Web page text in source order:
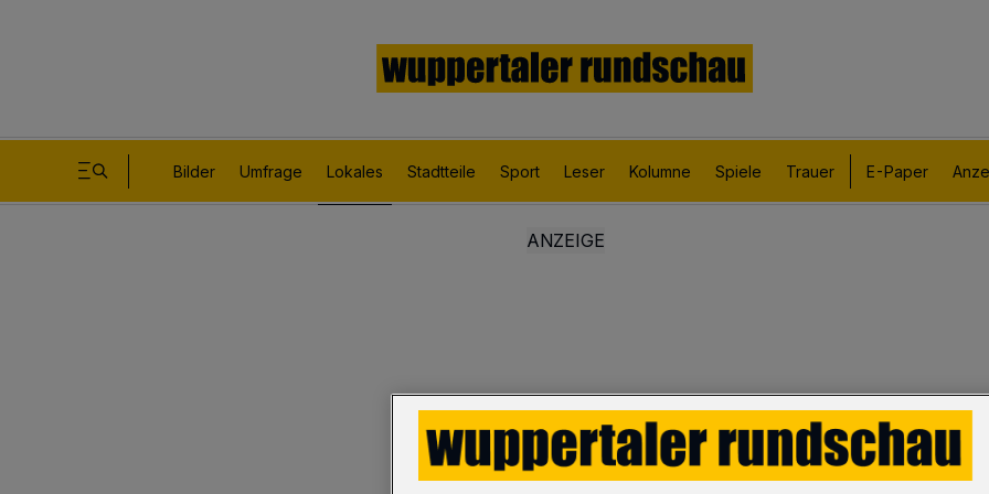
Bilder Umfrage Lokales Stadtteile Sport Leser Kolumne Spiele Trauer E-Paper